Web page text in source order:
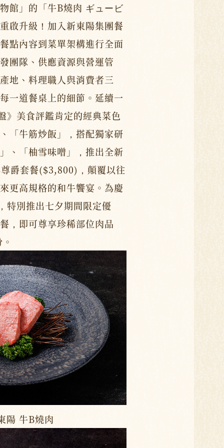
館」的「牛B燒肉 ギュービ
啟升級！加入新東陽集團餐
點內容到菜單架構進行全面
團隊、供應資源與營運管
地、料理職人與消費者三
一道餐桌上的細節。延續一
》美食評鑑肯定的經典菜色
「牛筋炒飯」，搭配獨家研
、「柚雪味噌」，推出全新
爵套餐($3,800)，顛覆以往
更高規格的和牛饗宴。為慶
特別推出七夕期間限定優
，即可尊享珍稀部位肉品
陽 牛B燒肉